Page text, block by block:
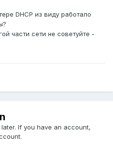
DHCP из виду работало
части сети не советуйте -
If you have an account,